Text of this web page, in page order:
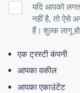
यदि आपको
नहीं है, तो ऐसे
हैं। शुल्क लागू
एक ट्रस्टी कंपनी
आपका वकील
आपका एकाउंटेंट